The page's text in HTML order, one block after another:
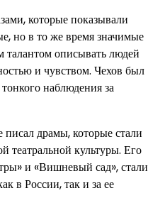
которые показывали
но в то же время значимые
описывать людей
и чувством. Чехов был
наблюдения за
драмы, которые стали
театральной культуры. Его
и «Вишневый сад», стали
в России, так и за ее